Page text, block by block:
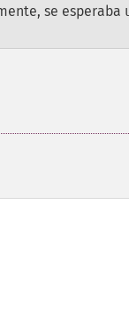
se esperaba